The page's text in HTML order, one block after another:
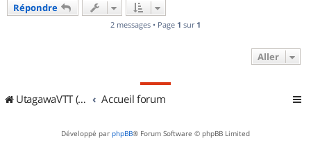
Répondre
2 messages • Page 1 sur 1
Aller
UtagawaVTT (Randos VTT et VTTAE avec traces GPS) Accueil forum
Développé par phpBB® Forum Software © phpBB Limited